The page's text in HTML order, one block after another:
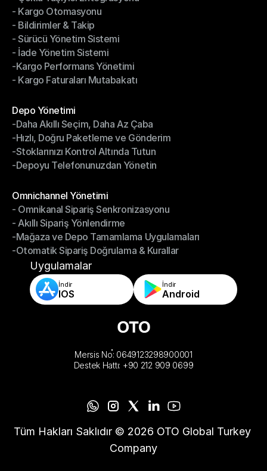
- Çoklu Taşıyıcı Entegrasyonu
- Kargo Otomasyonu
- Kargo Otomasyonu
- Bildirimler & Takip
- Bildirimler & Takip
- Sürücü Yönetim Sistemi
- Sürücü Yönetim Sistemi
- İade Yönetim Sistemi
- İade Yönetim Sistemi
-Kargo Performans Yönetimi
-Kargo Performans Yönetimi
- Kargo Faturaları Mutabakatı
Depo Yönetimi
Depo Yönetimi
-Daha Akıllı Seçim, Daha Az Çaba
-Daha Akıllı Seçim, Daha Az Çaba
-Hızlı, Doğru Paketleme ve Gönderim
-Hızlı, Doğru Paketleme ve Gönderim
-Stoklarınızı Kontrol Altında Tutun
-Stoklarınızı Kontrol Altında Tutun
-Depoyu Telefonunuzdan Yönetin
Omnichannel Yönetimi
Omnichannel Yönetimi
- Omnikanal Sipariş Senkronizasyonu
- Omnikanal Sipariş Senkronizasyonu
- Akıllı Sipariş Yönlendirme
- Akıllı Sipariş Yönlendirme
-Mağaza ve Depo Tamamlama Uygulamaları
-Mağaza ve Depo Tamamlama Uygulamaları
-Otomatik Sipariş Doğrulama & Kurallar
-Otomatik Sipariş Doğrulama & Kurallar
Uygulamalar
İndir
IOS
İndir
Android
Mersis No: 0649123298900001
Destek Hattı: +90 212 909 0699
Tüm Hakları Saklıdır © 2026 OTO Global Turkey
Company